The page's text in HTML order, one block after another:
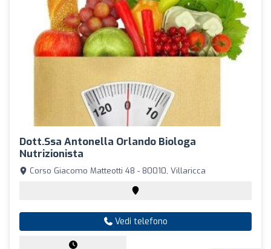
Dott.ssa Antonella Orlando Biologa
Nutrizionista
Corso Giacomo Matteotti 48 - 80010, Villaricca
Vedi telefono